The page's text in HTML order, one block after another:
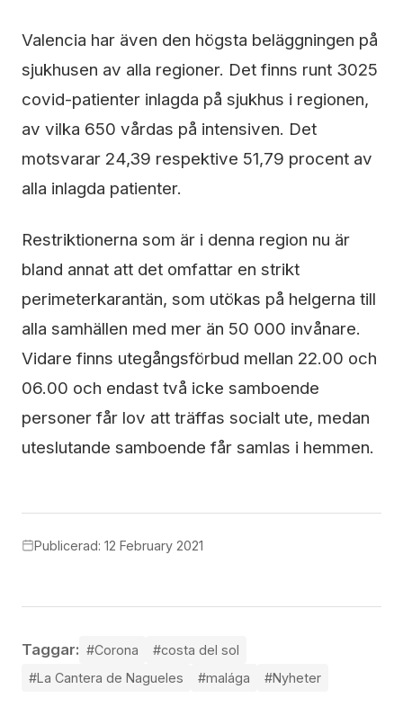
Valencia har även den högsta beläggningen på
sjukhusen av alla regioner. Det finns runt 3025
covid-patienter inlagda på sjukhus i regionen,
av vilka 650 vårdas på intensiven. Det
motsvarar 24,39 respektive 51,79 procent av
alla inlagda patienter.
Restriktionerna som är i denna region nu är
bland annat att det omfattar en strikt
perimeterkarantän, som utökas på helgerna till
alla samhällen med mer än 50 000 invånare.
Vidare finns utegångsförbud mellan 22.00 och
06.00 och endast två icke samboende
personer får lov att träffas socialt ute, medan
uteslutande samboende får samlas i hemmen.
Publicerad: 12 February 2021
Taggar: #Corona
#costa del sol
#La Cantera de Nagueles
#malága #Nyheter